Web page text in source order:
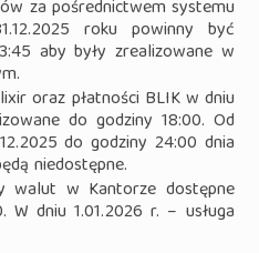
za pośrednictwem systemu
roku powinny być
aby były zrealizowane w
oraz płatności BLIK w dniu
do godziny 18:00. Od
do godziny 24:00 dnia
niedostępne.
walut w Kantorze dostępne
W dniu 1.01.2026 r. – usługa